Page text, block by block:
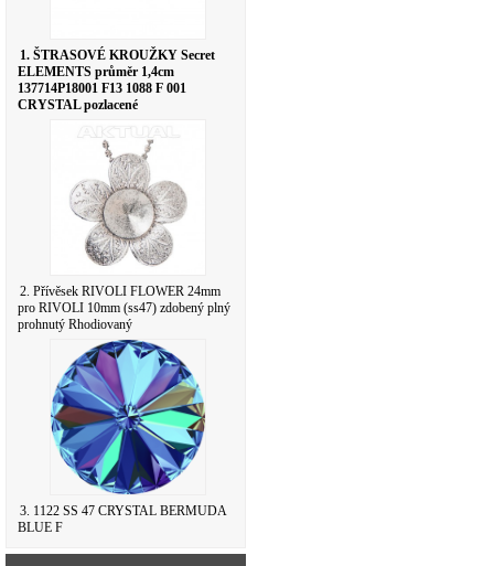
1. ŠTRASOVÉ KROUŽKY Secret
ELEMENTS průměr 1,4cm
137714P18001 F13 1088 F 001
CRYSTAL pozlacené
2. Přívěsek RIVOLI FLOWER 24mm
pro RIVOLI 10mm (ss47) zdobený plný
prohnutý Rhodiovaný
3. 1122 SS 47 CRYSTAL BERMUDA
BLUE F